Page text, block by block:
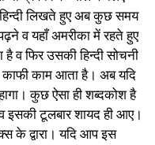
लिखते हुए अब कुछ समय
व यहाँ अमरीका में रहते हुए
व फिर उसकी हिन्दी सोचनी
काफी काम आता है। अब यदि
कुछ ऐसा ही शब्दकोश है
इसकी टूलबार शायद ही आए।
के द्वारा। यदि आप इस